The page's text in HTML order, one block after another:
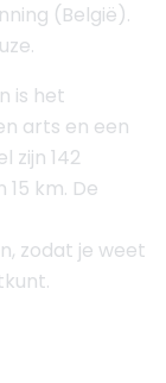
(België).
is het
arts en een
zijn 142
km. De
zodat je weet